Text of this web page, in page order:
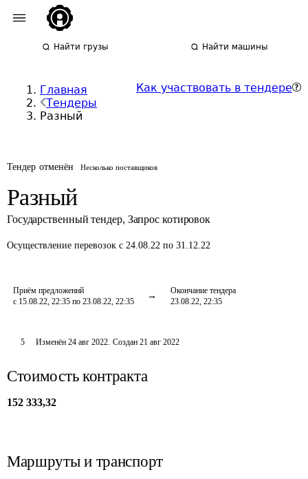
Найти грузы Найти машины
Главная
Тендеры
Разный
Как участвовать в тендере
Тендер отменён Несколько поставщиков
Разный
Государственный тендер, Запрос котировок
Осуществление перевозок с 24.08.22 по 31.12.22
Приём предложений
с 15.08.22, 22:35 по 23.08.22, 22:35
Окончание тендера
23.08.22, 22:35
5 Изменён 24 авг 2022. Создан 21 авг 2022
Стоимость контракта
152 333,32
Маршруты и транспорт